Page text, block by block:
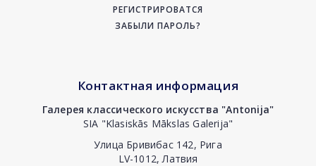
РЕГИСТРИРОВАТСЯ
ЗАБЫЛИ ПАРОЛЬ?
Контактная информация
Галерея классического искусства "Antonija"
SIA "Klasiskās Mākslas Galerija"
Улица Бривибас 142, Рига
LV-1012, Латвия